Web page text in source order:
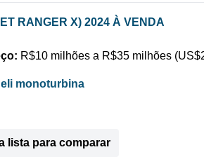
RANGER X) 2024 À VENDA
R$10 milhões a R$35 milhões
monoturbina
lista para comparar